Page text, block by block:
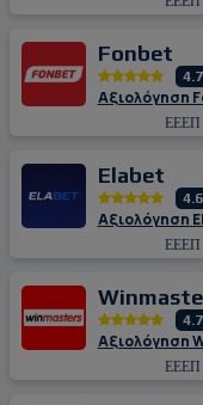
Fonbet
4.7
Αξιολόγηση
ΕΕΕΠ
Εlabet
4.6
Αξιολόγηση
ΕΕΕΠ
4.7
Αξιολόγηση
ΕΕΕΠ